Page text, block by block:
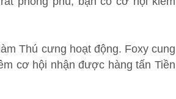
Thú cưng hoạt động. Foxy cung
cơ hội nhận được hàng tấn Tiền